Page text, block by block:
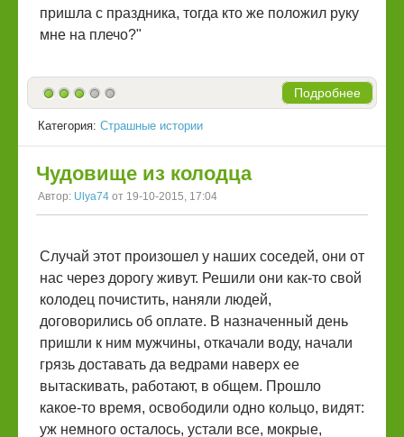
пришла с праздника, тогда кто же положил руку
мне на плечо?"
Подробнее
Категория: Страшные истории
Чудовище из колодца
Автор: Ulya74 от 19-10-2015, 17:04
Случай этот произошел у наших соседей, они от
нас через дорогу живут. Решили они как-то свой
колодец почистить, наняли людей,
договорились об оплате. В назначенный день
пришли к ним мужчины, откачали воду, начали
грязь доставать да ведрами наверх ее
вытаскивать, работают, в общем. Прошло
какое-то время, освободили одно кольцо, видят:
уж немного осталось, устали все, мокрые,